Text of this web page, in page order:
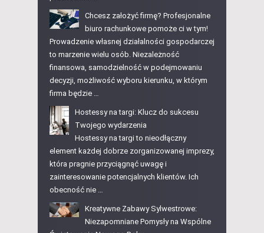
Chcesz założyć firmę? Profesjonalne
biuro rachunkowe pomoże ci w tym!
Prowadzenie własnej działalności gospodarczej
to marzenie wielu osób. Niezależność
finansowa, samodzielność w podejmowaniu
decyzji, możliwość wyboru kierunku, w którym
firma będzie …
Hostessy na targi: Klucz do sukcesu
Twojego wydarzenia
Hostessy na targi to nieodłączny
element każdej dobrze zorganizowanej imprezy,
która pragnie przyciągnąć uwagę i
zainteresowanie potencjalnych klientów. Ich
obecność nie …
Kreatywne Zabawy Sylwestrowe:
Niezapomniane Pomysły na Wspólne